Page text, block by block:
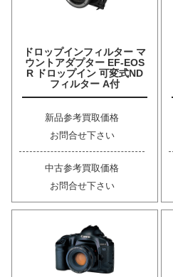
ドロップインフィルター マ
ウントアダプター EF-EOS
R ドロップイン 可変式ND
フィルター A付
新品参考買取価格
お問合せ下さい
中古参考買取価格
お問合せ下さい